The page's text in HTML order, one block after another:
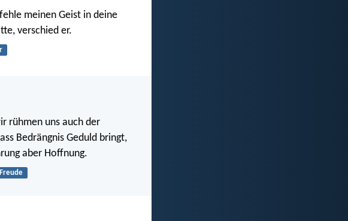
meinen Geist in deine
verschied er.
rühmen uns auch der
Bedrängnis Geduld bringt,
aber Hoffnung.
Freude